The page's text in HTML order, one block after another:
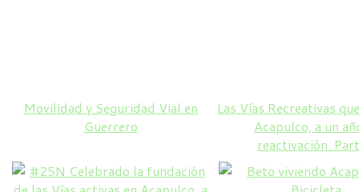
Movilidad y Seguridad Vial en
Guerrero
Las Vías Recreativas
Acapulco, a un
reactivación.